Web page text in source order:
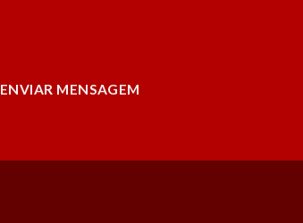
ENVIAR MENSAGEM